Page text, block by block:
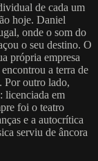
de cada um
hoje. Daniel
onde o som do
o seu destino. O
própria empresa
a terra de
Por outro lado,
licenciada em
foi o teatro
e a autocrítica
serviu de âncora